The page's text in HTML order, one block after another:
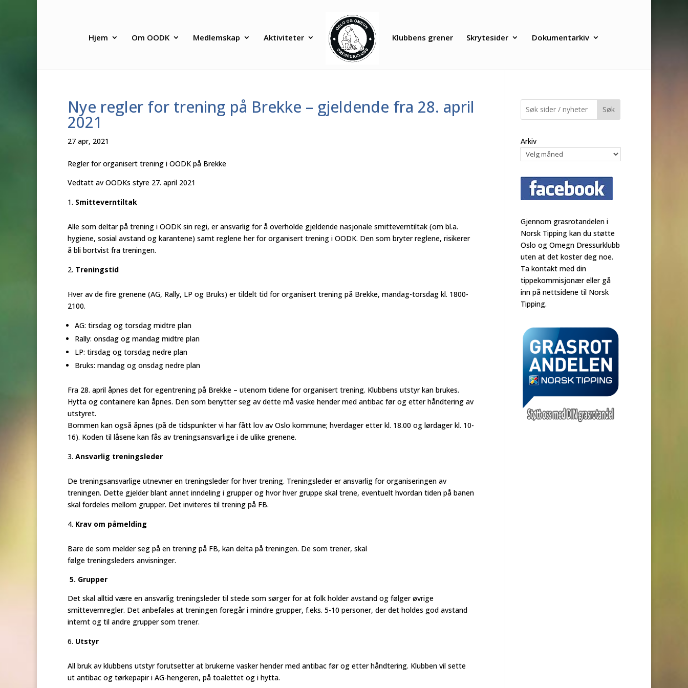
Hjem Om OODK Medlemskap Aktiviteter Klubbens grener Skrytesider Dokumentarkiv
Nye regler for trening på Brekke – gjeldende fra 28. april
2021
27 apr, 2021
Regler for organisert trening i OODK på Brekke
Vedtatt av OODKs styre 27. april 2021
Smitteverntiltak
Alle som deltar på trening i OODK sin regi, er ansvarlig for å overholde gjeldende nasjonale smitteverntiltak (om bl.a.
hygiene, sosial avstand og karantene) samt reglene her for organisert trening i OODK. Den som bryter reglene, risikerer
å bli bortvist fra treningen.
Treningstid
Hver av de fire grenene (AG, Rally, LP og Bruks) er tildelt tid for organisert trening på Brekke, mandag-torsdag kl. 1800-
2100.
AG: tirsdag og torsdag midtre plan
Rally: onsdag og mandag midtre plan
LP: tirsdag og torsdag nedre plan
Bruks: mandag og onsdag nedre plan
Fra 28. april åpnes det for egentrening på Brekke – utenom tidene for organisert trening. Klubbens utstyr kan brukes.
Hytta og containere kan åpnes. Den som benytter seg av dette må vaske hender med antibac før og etter håndtering av
utstyret.
Bommen kan også åpnes (på de tidspunkter vi har fått lov av Oslo kommune; hverdager etter kl. 18.00 og lørdager kl. 10-
16). Koden til låsene kan fås av treningsansvarlige i de ulike grenene.
Ansvarlig treningsleder
De treningsansvarlige utnevner en treningsleder for hver trening. Treningsleder er ansvarlig for organiseringen av
treningen. Dette gjelder blant annet inndeling i grupper og hvor hver gruppe skal trene, eventuelt hvordan tiden på banen
skal fordeles mellom grupper. Det inviteres til trening på FB.
Krav om påmelding
Bare de som melder seg på en trening på FB, kan delta på treningen. De som trener, skal
følge treningsleders anvisninger.
5. Grupper
Det skal alltid være en ansvarlig treningsleder til stede som sørger for at folk holder avstand og følger øvrige
smittevernregler. Det anbefales at treningen foregår i mindre grupper, f.eks. 5-10 personer, der det holdes god avstand
internt og til andre grupper som trener.
Utstyr
All bruk av klubbens utstyr forutsetter at brukerne vasker hender med antibac før og etter håndtering. Klubben vil sette
ut antibac og tørkepapir i AG-hengeren, på toalettet og i hytta.
Søk
Arkiv
Gjennom grasrotandelen i
Norsk Tipping kan du støtte
Oslo og Omegn Dressurklubb
uten at det koster deg noe.
Ta kontakt med din
tippekommisjonær eller gå
inn på nettsidene til Norsk
Tipping.